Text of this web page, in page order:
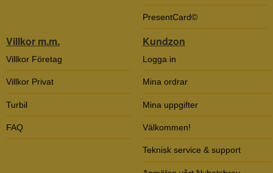
PresentCard©
Villkor m.m.
Villkor Företag
Villkor Privat
Turbil
FAQ
Kundzon
Logga in
Mina ordrar
Mina uppgifter
Välkommen!
Teknisk service & support